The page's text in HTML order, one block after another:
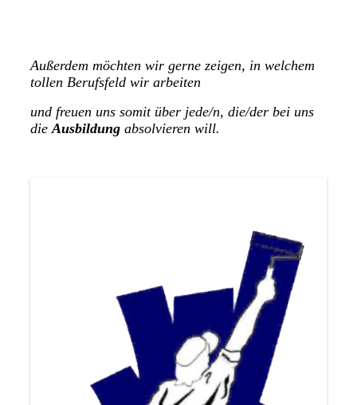
Außerdem möchten wir gerne zeigen, in welchem
tollen Berufsfeld wir arbeiten
und freuen uns somit über jede/n, die/der bei uns
dieAusbildungabsolvieren will.